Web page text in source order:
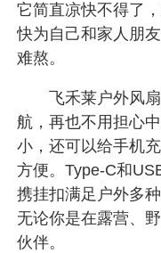
它简直凉快不得了
快为自己和家人朋
难熬。
飞禾莱户外风扇
航，再也不用担心
小，还可以给手机
方便。Type-C和
携挂扣满足户外多
无论你是在露营、
伙伴。